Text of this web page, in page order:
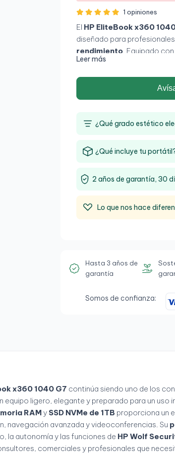
1 opiniones
El HP EliteBook x360
diseñado para
rendimiento. Equipado con
LPDDR4x y SSD NVMe de
productividad,
pantalla
permite utilizar el equipo
Leer más
¿Qué grado estético
¿Qué incluye tu
2 años de garantía, 30
Lo que nos hace
Hasta 3 años de
garantía
Somos de confianza:
x360 1040 G7 continúa siendo uno de los
equipo ligero, elegante y preparado para un uso
RAMy SSD NVMe de 1TB proporciona un
navegación avanzada y videoconferencias. Su
la autonomía y las funciones de HP Wolf
comerciales y profesionales que